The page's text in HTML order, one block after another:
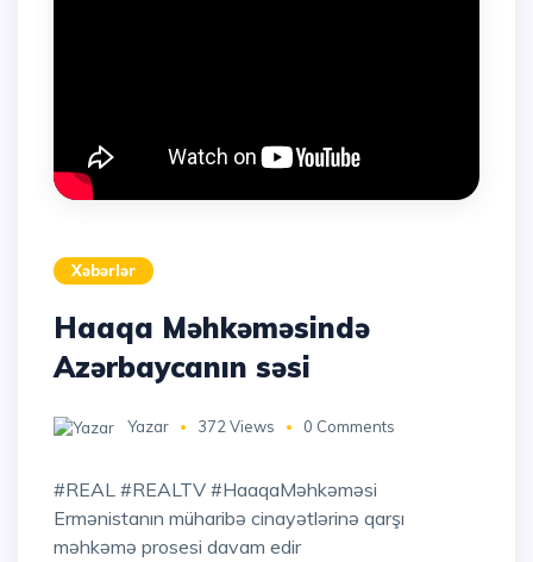
Xəbərlər
Haaqa Məhkəməsində
Azərbaycanın səsi
Yazar 372 Views 0 Comments
#REAL #REALTV #HaaqaMəhkəməsi
Ermənistanın müharibə cinayətlərinə qarşı
məhkəmə prosesi davam edir